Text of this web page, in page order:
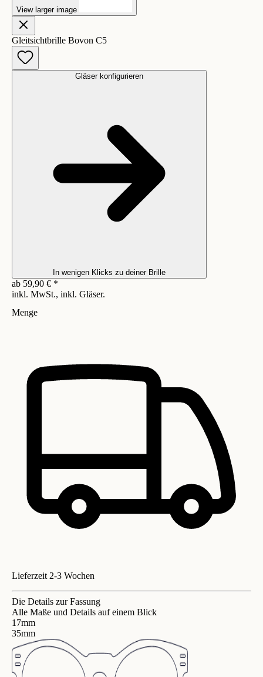
View larger image
Gleitsichtbrille Bovon C5
Gläser konfigurieren
In wenigen Klicks zu deiner Brille
ab 59,90 € *
inkl. MwSt., inkl. Gläser.
Menge
Lieferzeit 2-3 Wochen
Die Details zur Fassung
Alle Maße und Details auf einem Blick
17mm
35mm